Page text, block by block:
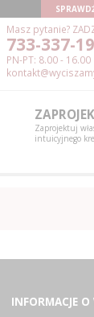
Masz pytanie?
733-337-
PN-PT: 8.00 - 16.00
Zaprojektuj
intuicyjnego
INFORMACJE O